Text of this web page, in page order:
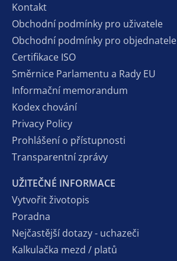
Kontakt
Obchodní podmínky pro uživatele
Obchodní podmínky pro objednatele
Certifikace ISO
Směrnice Parlamentu a Rady EU
Informační memorandum
Kodex chování
Privacy Policy
Prohlášení o přístupnosti
Transparentní zprávy
UŽITEČNÉ INFORMACE
Vytvořit životopis
Poradna
Nejčastější dotazy - uchazeči
Kalkulačka mezd / platů